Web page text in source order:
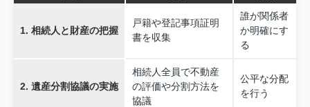
1. 相続人と財産の把握
戸籍や登記事項証明
書を収集
誰が関係者
か明確にす
る
2. 遺産分割協議の実施
相続人全員で不動産
の評価や分割方法を
協議
公平な分配
を行う